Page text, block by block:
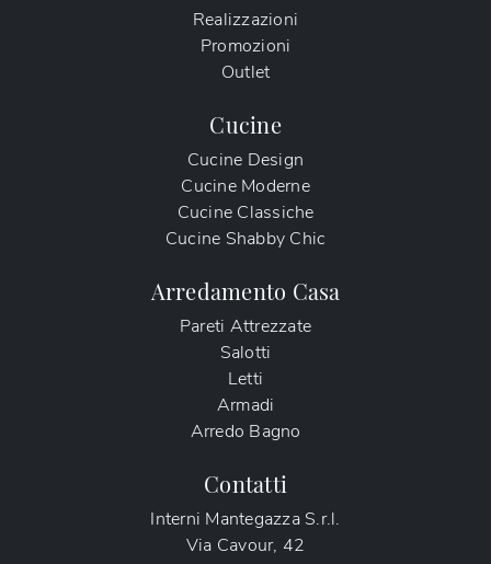
Realizzazioni
Promozioni
Outlet
Cucine
Cucine Design
Cucine Moderne
Cucine Classiche
Cucine Shabby Chic
Arredamento Casa
Pareti Attrezzate
Salotti
Letti
Armadi
Arredo Bagno
Contatti
Interni Mantegazza S.r.l.
Via Cavour, 42